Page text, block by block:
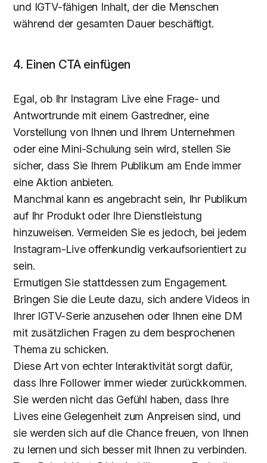
und IGTV-fähigen Inhalt, der die Menschen
während der gesamten Dauer beschäftigt.
4. Einen CTA einfügen
Egal, ob Ihr Instagram Live eine Frage- und
Antwortrunde mit einem Gastredner, eine
Vorstellung von Ihnen und Ihrem Unternehmen
oder eine Mini-Schulung sein wird, stellen Sie
sicher, dass Sie Ihrem Publikum am Ende immer
eine Aktion anbieten.
Manchmal kann es angebracht sein, Ihr Publikum
auf Ihr Produkt oder Ihre Dienstleistung
hinzuweisen. Vermeiden Sie es jedoch, bei jedem
Instagram-Live offenkundig verkaufsorientiert zu
sein.
Ermutigen Sie stattdessen zum Engagement.
Bringen Sie die Leute dazu, sich andere Videos in
Ihrer IGTV-Serie anzusehen oder Ihnen eine DM
mit zusätzlichen Fragen zu dem besprochenen
Thema zu schicken.
Diese Art von echter Interaktivität sorgt dafür,
dass Ihre Follower immer wieder zurückkommen.
Sie werden nicht das Gefühl haben, dass Ihre
Lives eine Gelegenheit zum Anpreisen sind, und
sie werden sich auf die Chance freuen, von Ihnen
zu lernen und sich besser mit Ihnen zu verbinden.